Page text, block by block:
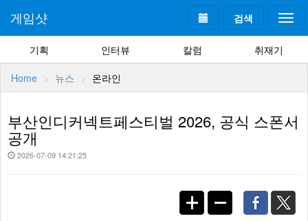
검색
게임샷
기획 인터뷰 칼럼 취재기
Home 뉴스 온라인
부산인디커넥트페스티벌 2026, 공식 스폰서
공개
2026-07-09 14:21:25